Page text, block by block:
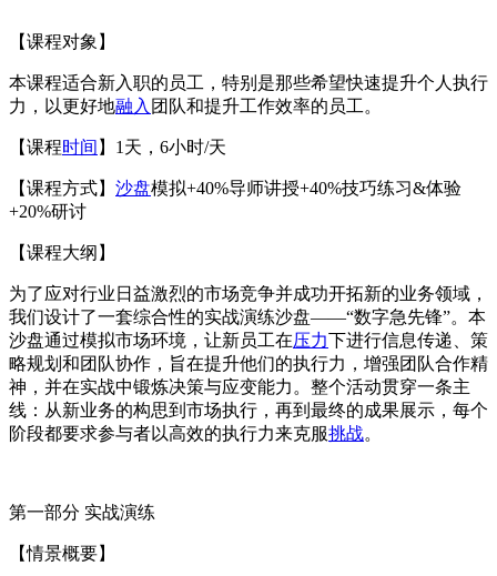
【课程对象】
本课程适合新入职的员工，特别是那些希望快速提升个人执行
力，以更好地融入 团队和提升工作效率的员工。
【课程时间 】1天，6小时/天
【课程方式】 沙盘模拟+40%导师讲授+40%技巧练习&体验
+20%研讨
【课程大纲】
为了应对行业日益激烈的市场竞争并成功开拓新的业务领域，
我们设计了一套综合性的实战演练沙盘——“数字急先锋”。本
沙盘通过模拟市场环境，让新员工在压力下进行信息传递、策
略规划和团队协作，旨在提升他们的执行力，增强团队合作精
神，并在实战中锻炼决策与应变能力。整个活动贯穿一条主
线：从新业务的构思到市场执行，再到最终的成果展示，每个
阶段都要求参与者以高效的执行力来克服挑战。
第一部分 实战演练
【情景概要】